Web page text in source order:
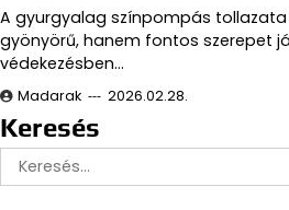
A gyurgyalag színpompás
gyönyörű, hanem fontos szerepet
védekezésben…
Madarak 2026.02.28.
Keresés
Keresés: